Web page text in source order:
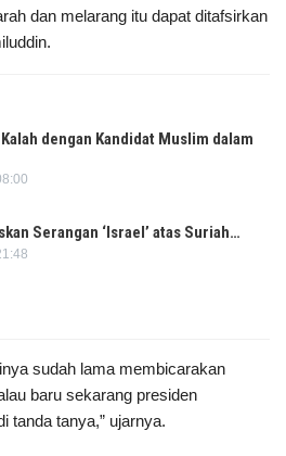
dan melarang itu dapat ditafsirkan
dengan Kandidat Muslim dalam
Serangan ‘Israel’ atas Suriah…
sudah lama membicarakan
baru sekarang presiden
tanda tanya,” ujarnya.